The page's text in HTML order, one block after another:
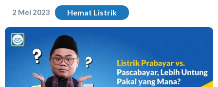
2 Mei 2023 Hemat Listrik
Solusi Kami
Blog